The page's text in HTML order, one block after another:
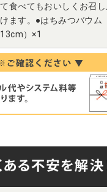
て食べてもおいしくお召
けます。●はちみつバウム
13cm）×1